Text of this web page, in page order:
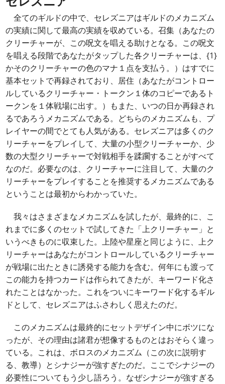
全てのギルドの中で、セレズニアはギルドのメカニズム
の実績に関して最高の実績を収めている。召集（あなたの
クリーチャーが、この呪文を唱える助けとなる。この呪文
を唱える段階であなたがタップした各クリーチャーは、{1}
かそのクリーチャーの色のマナ１点を支払う。）はすでに
基本セットで再録されており、居住（あなたがコントロー
ルしているクリーチャー・トークン１体のコピーであるト
ークンを１体戦場に出す。）もまた、いつの日か再録され
るであろうメカニズムである。どちらのメカニズムも、プ
レイヤーの間でとても人気がある。セレズニアは多くのク
リーチャーをプレイして、大量の小型クリーチャーか、少
数の大型クリーチャーで対戦相手を蹂躙することがすべて
なのだ。必要なのは、クリーチャーに注目して、大量のク
リーチャーをプレイすることを推奨するメカニズムである
ということは最初からわかっていた。
我々はさまざまなメカニズムを試したが、最終的に、こ
れまでに多くのセットで試してきた「上クリーチャー」と
いうべきものに収束した。上陸や星座と同じように、上ク
リーチャーはあなたがコントロールしているクリーチャー
が戦場に出たときに誘発する能力を含む。何年にも渡って
この能力を持つカードは作られてきたが、キーワード化さ
れたことはなかった。これをついにキーワード化するギル
ドとして、セレズニアはふさわしく思えたのだ。
このメカニズムは最終的にセットデザイン中にボツにな
ったが、その理由は諸君が想像するものとはおそらく違っ
ている。これは、ボロスのメカニズム（この次に説明す
る、教導）とシナジーが強すぎたのだ。ここでシナジーの
必要性についてもう少し語ろう。なぜシナジーが強すぎる